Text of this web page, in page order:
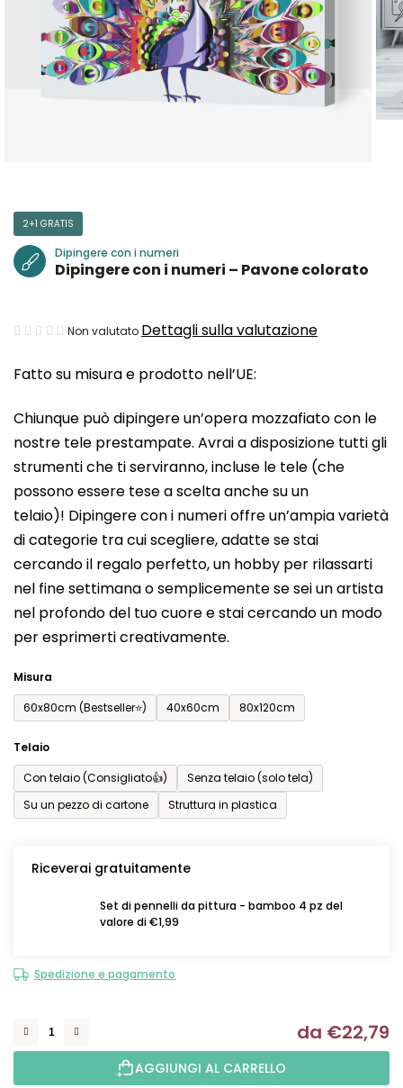
Fatto su misura e prodotto nell’UE:
Chiunque può dipingere un’opera mozzafiato con le
nostre tele prestampate. Avrai a disposizione tutti gli
strumenti che ti serviranno, incluse le tele (che
possono essere tese a scelta anche su un
telaio)! Dipingere con i numeri offre un’ampia varietà
di categorie tra cui scegliere, adatte se stai
cercando il regalo perfetto, un hobby per rilassarti
nel fine settimana o semplicemente se sei un artista
nel profondo del tuo cuore e stai cercando un modo
per esprimerti creativamente.
Misura
60x80cm (Bestseller⭐)
40x60cm 80x120cm
Telaio
Con telaio (Consigliato👍)
Senza telaio (solo tela)
Su un pezzo di cartone
Struttura in plastica
Riceverai gratuitamente
Set di pennelli da pittura - bamboo 4 pz del
valore di €1,99
Spedizione e pagamento
da €22,79
AGGIUNGI AL CARRELLO
2+1 GRATIS
Dipingere con i numeri
Dipingere con i numeri – Pavone colorato
La
media
prodotto
è
0,0
su
5
stelle.
Non valutato Dettagli sulla valutazione